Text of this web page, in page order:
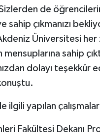
Sizlerden de
sahip çıkmanızı
Üniversitesi her
sahip
dolayı teşekkür
ilgili yapılan çalışmalar
Fakültesi Dekanı